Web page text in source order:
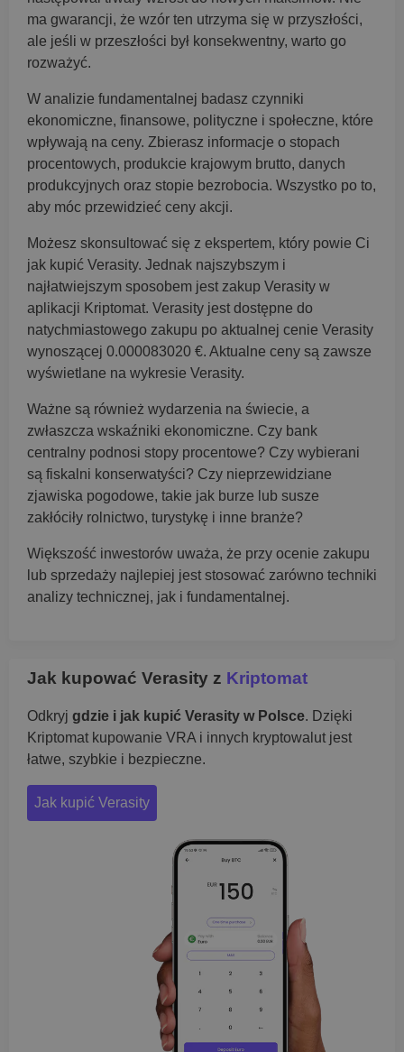
ma gwarancji, że wzór ten utrzyma się w przyszłości,
ale jeśli w przeszłości był konsekwentny, warto go
rozważyć.
W analizie fundamentalnej badasz czynniki
ekonomiczne, finansowe, polityczne i społeczne, które
wpływają na ceny. Zbierasz informacje o stopach
procentowych, produkcie krajowym brutto, danych
produkcyjnych oraz stopie bezrobocia. Wszystko po to,
aby móc przewidzieć ceny akcji.
Możesz skonsultować się z ekspertem, który powie Ci
jak kupić Verasity. Jednak najszybszym i
najłatwiejszym sposobem jest zakup Verasity w
aplikacji Kriptomat. Verasity jest dostępne do
natychmiastowego zakupu po aktualnej cenie Verasity
wynoszącej 0.000083020 €. Aktualne ceny są zawsze
wyświetlane na wykresie Verasity.
Ważne są również wydarzenia na świecie, a
zwłaszcza wskaźniki ekonomiczne. Czy bank
centralny podnosi stopy procentowe? Czy wybierani
są fiskalni konserwatyści? Czy nieprzewidziane
zjawiska pogodowe, takie jak burze lub susze
zakłóciły rolnictwo, turystykę i inne branże?
Większość inwestorów uważa, że przy ocenie zakupu
lub sprzedaży najlepiej jest stosować zarówno techniki
analizy technicznej, jak i fundamentalnej.
Jak kupować Verasity z Kriptomat
Odkryj gdzie i jak kupić Verasity w Polsce. Dzięki
Kriptomat kupowanie VRA i innych kryptowalut jest
łatwe, szybkie i bezpieczne.
Jak kupić Verasity